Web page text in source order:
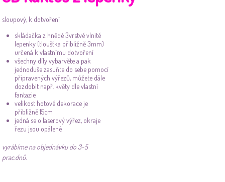
sloupový, k dotvoření
skládačkaz hnědé 3vrstvé vlnité
lepenky (tloušťka přibližně 3mm)
určená k vlastnímu dotvoření
všechny díly vybarvěte a pak
jednoduše zasuňte do sebe pomocí
připravených výřezů, můžete dále
dozdobit např. květy dle vlastní
fantazie
velikost hotové dekorace je
přibližně 15cm
jedná se o laserový výřez, okraje
řezu jsou opálené
vyrábíme na objednávku do 3-5
prac.dnů.